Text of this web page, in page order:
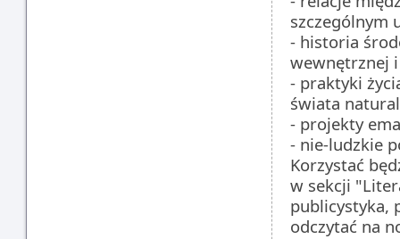
szczególnym
- historia
wewnętrznej
- praktyki
świata
- projekty
- nie-ludzkie
Korzystać
w sekcji
publicystyka,
odczytać na